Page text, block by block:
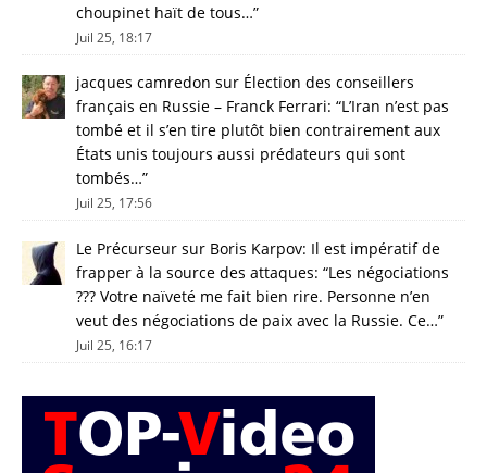
choupinet haït de tous…”
Juil 25, 18:17
jacques camredon sur Élection des conseillers
français en Russie – Franck Ferrari: “L’Iran n’est pas
tombé et il s’en tire plutôt bien contrairement aux
États unis toujours aussi prédateurs qui sont
tombés…”
Juil 25, 17:56
Le Précurseur sur Boris Karpov: Il est impératif de
frapper à la source des attaques: “Les négociations
??? Votre naïveté me fait bien rire. Personne n’en
veut des négociations de paix avec la Russie. Ce…”
Juil 25, 16:17